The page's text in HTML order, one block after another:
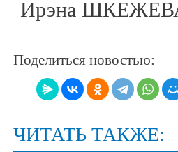
Ирэна
Поделиться новостью:
ЧИТАТЬ ТАКЖЕ: